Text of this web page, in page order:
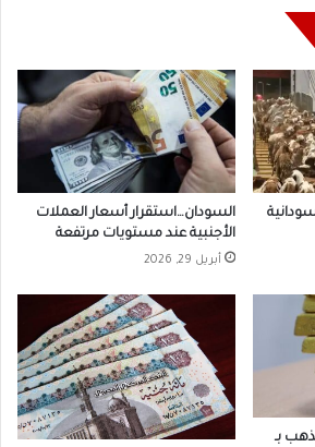
السودان…استقرار أسعار العملات
الأجنبية عند مستويات مرتفعة
أبريل 29, 2026
بـ